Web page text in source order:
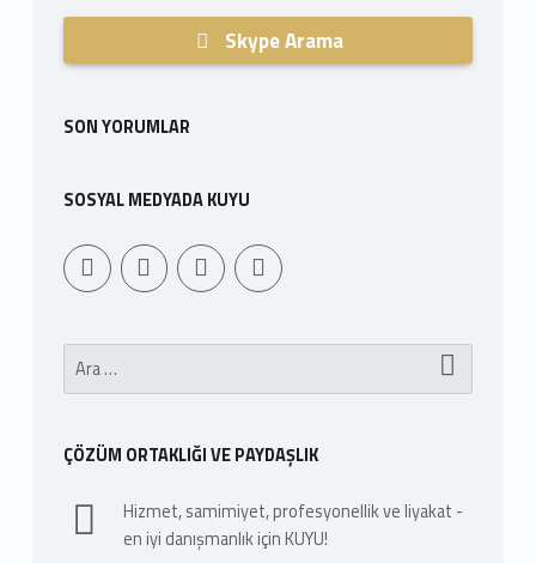
Skype Arama
SON YORUMLAR
SOSYAL MEDYADA KUYU
WebMan on Facebook
YoutubeWebMan DesignSepet
Arama:
ÇÖZÜM ORTAKLIĞI VE PAYDAŞLIK
Hizmet, samimiyet, profesyonellik ve liyakat -
en iyi danışmanlık için KUYU!